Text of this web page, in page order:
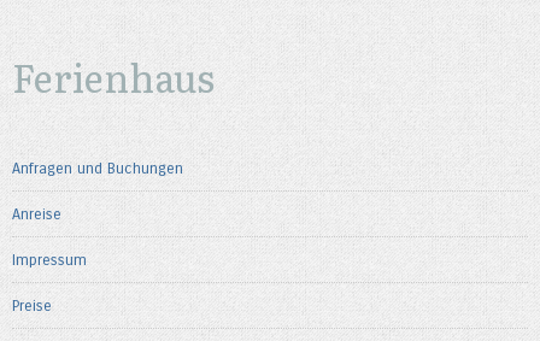
Ferienhaus
Anfragen und Buchungen
Anreise
Impressum
Preise